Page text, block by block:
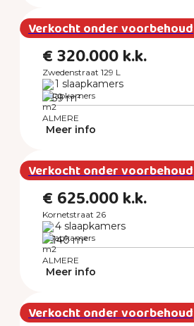
Verkocht onder voorbehoud
€ 320.000 k.k.
Zwedenstraat 129 L
1 slaapkamers
59 m²
ALMERE
Meer info
Verkocht onder voorbehoud
€ 625.000 k.k.
Kornetstraat 26
4 slaapkamers
140 m²
ALMERE
Meer info
Verkocht onder voorbehoud